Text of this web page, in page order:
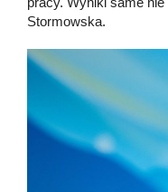
Stormowska.